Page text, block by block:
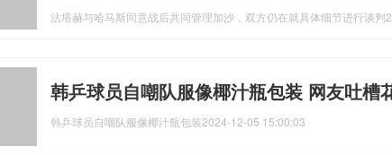
法塔赫与哈马斯同意战后共同管理加沙，双方仍在就具体细节进行谈判
韩乒球员自嘲队服像椰汁瓶包装 网友吐槽
韩乒球员自嘲队服像椰汁瓶包装2024-12-05 15:00:03